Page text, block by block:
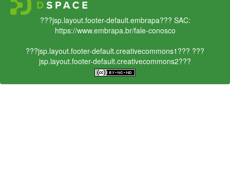
???jsp.layout.footer-default.embrapa??? SAC:
https://www.embrapa.br/fale-conosco
???jsp.layout.footer-default.creativecommons1??? ???
jsp.layout.footer-default.creativecommons2???